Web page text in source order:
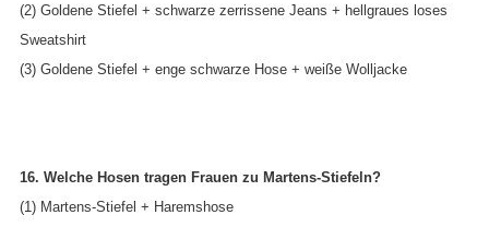
(2) Goldene Stiefel + schwarze zerrissene Jeans + hellgraues loses
Sweatshirt
(3) Goldene Stiefel + enge schwarze Hose + weiße Wolljacke
16. Welche Hosen tragen Frauen zu Martens-Stiefeln?
(1) Martens-Stiefel + Haremshose